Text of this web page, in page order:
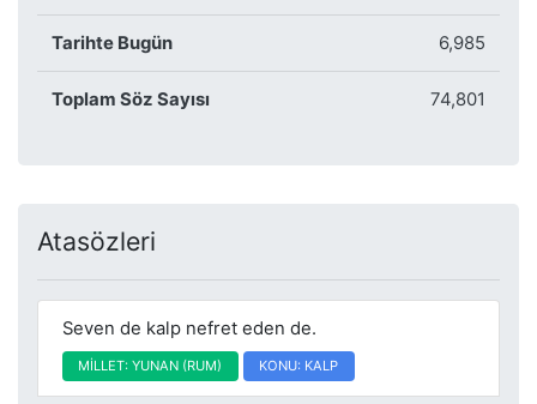
Tarihte Bugün 6,985
Toplam Söz Sayısı 74,801
Atasözleri
Seven de kalp nefret eden de.
MİLLET: YUNAN (RUM) KONU: KALP